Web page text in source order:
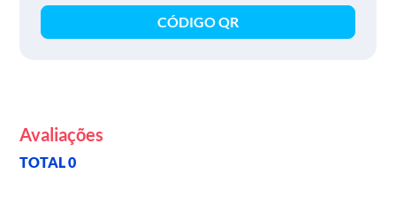
CÓDIGO QR
Avaliações
TOTAL 0